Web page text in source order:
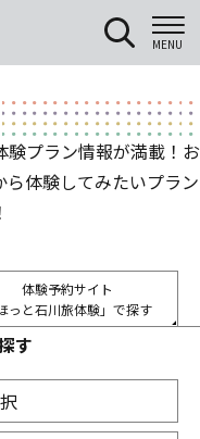
MENU
プラン情報が満載！お
体験してみたいプラン
体験予約サイト
ほっと石川旅体験」で探す
す